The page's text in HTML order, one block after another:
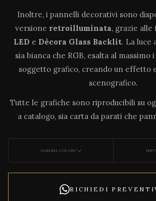
Inoltre, i pannelli decorativi sono
versione retroilluminata, grazie alle
LED e Dècora Glass Backlit. La luce
sia bianca che RGB, esalta al
soggetto grafico, creando un effetto
scenografico.
Tutte le grafiche sono riproducibili su
a catalogo, sia carta da parati che
GAMMA COLORI
RICHIEDI